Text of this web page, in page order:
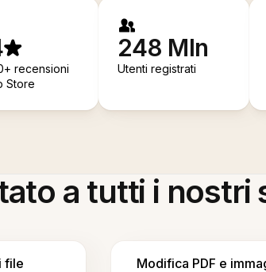
recensioni
Store
248 Mln
Utenti registrati
a tutti i nostri
file Modifica PDF e